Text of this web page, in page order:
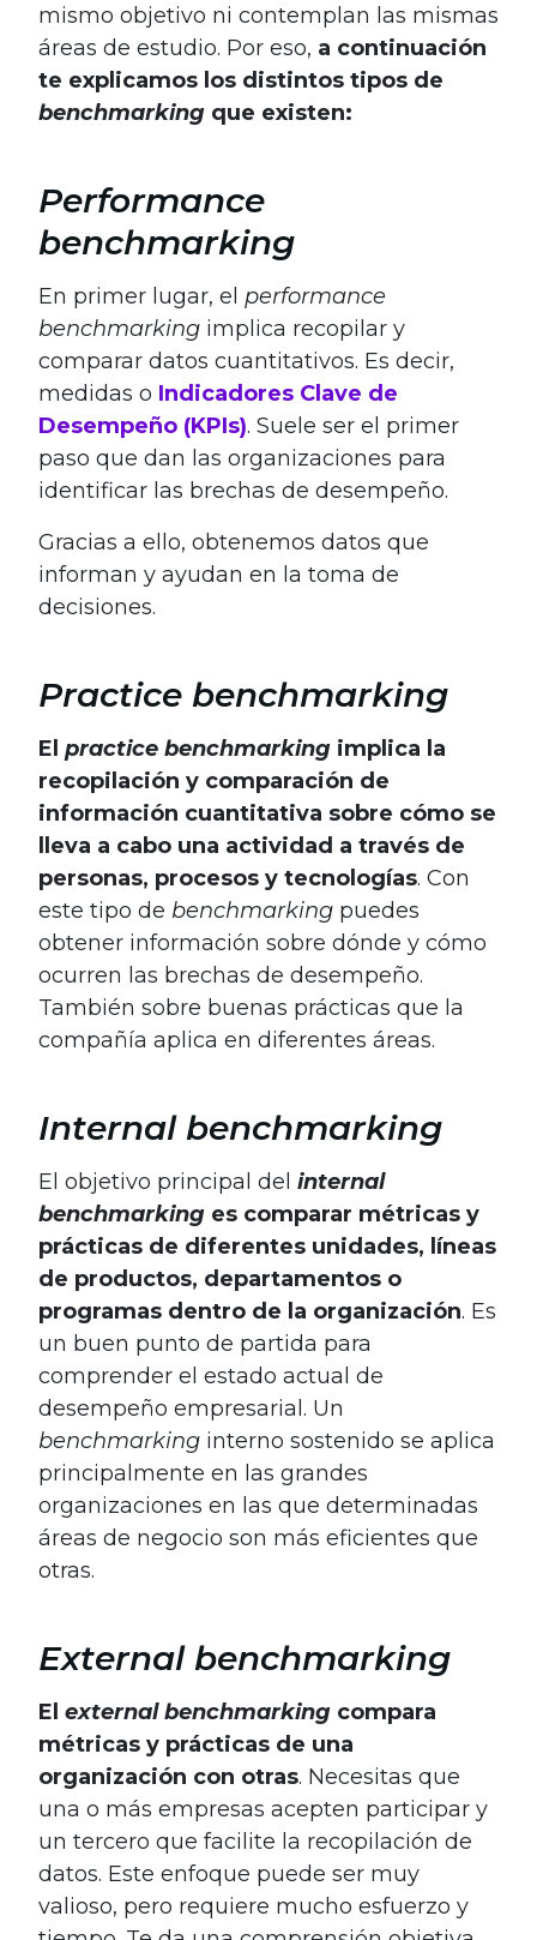
mismo objetivo ni contemplan las mismas
áreas de estudio. Por eso, a continuación
te explicamos los distintos tipos de
benchmarking que existen:
Performance
benchmarking
En primer lugar, el performance
benchmarking implica recopilar y
comparar datos cuantitativos. Es decir,
medidas o Indicadores Clave de
Desempeño (KPIs). Suele ser el primer
paso que dan las organizaciones para
identificar las brechas de desempeño.
Gracias a ello, obtenemos datos que
informan y ayudan en la toma de
decisiones.
Practice benchmarking
El practice benchmarking implica la
recopilación y comparación de
información cuantitativa sobre cómo se
lleva a cabo una actividad a través de
personas, procesos y tecnologías. Con
este tipo de benchmarking puedes
obtener información sobre dónde y cómo
ocurren las brechas de desempeño.
También sobre buenas prácticas que la
compañía aplica en diferentes áreas.
Internal benchmarking
El objetivo principal del internal
benchmarking es comparar métricas y
prácticas de diferentes unidades, líneas
de productos, departamentos o
programas dentro de la organización. Es
un buen punto de partida para
comprender el estado actual de
desempeño empresarial. Un
benchmarking interno sostenido se aplica
principalmente en las grandes
organizaciones en las que determinadas
áreas de negocio son más eficientes que
otras.
External benchmarking
El external benchmarking compara
métricas y prácticas de una
organización con otras. Necesitas que
una o más empresas acepten participar y
un tercero que facilite la recopilación de
datos. Este enfoque puede ser muy
valioso, pero requiere mucho esfuerzo y